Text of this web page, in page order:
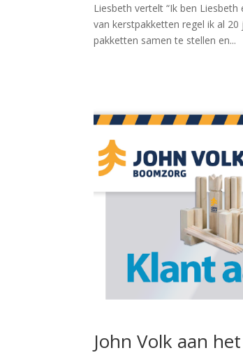
Liesbeth vertelt “Ik ben
van kerstpakketten regel ik al
pakketten samen te stellen en...
John Volk aan